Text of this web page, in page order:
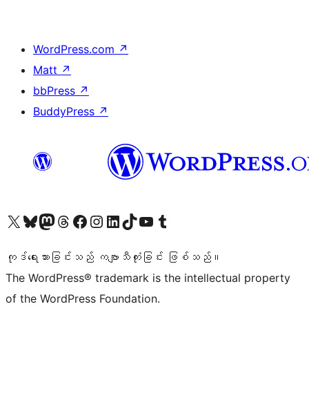
WordPress.com ↗
Matt ↗
bbPress ↗
BuddyPress ↗
ကျွန်ုပ်တို့၏ X (ယခင် Twitter) အကောင့်သို့ သွားရောက်ကြည့်ရှုပါကျွန်ုပ်တို့၏ Bluesky အကောင့်သို့ ဝင်ရောက်ကြည့်ရှုရန်
ကျွန်ုပ်တို့၏ Mastodon အကောင့်သို့ သွားရောက်ကြည့်ရှုပါကျွန်ုပ်တို့၏ Threads အကောင့်သို့ ဝင်ရောက်ကြည့်ရှုရန်
ကျွန်ုပ်တို့၏ Facebook စာမျက်နှာသို့ သွားရောက်ကြည့်ရှုပါကျွန်ုပ်တို့၏ Instagram အကောင့်သို့ သွားရောက်ကြည့်ရှုပါ ကျွန်ုပ်တို့၏ LinkedIn အကောင့်သို့ သွားရောက်ကြည့်ရှုပါကျွန်ုပ်တို့၏ TikTok အကောင့်သို့ ဝင်ရောက်ကြည့်ရှုရန်
ကျွန်ုပ်တို့၏ YouTube ချန်နယ်သို့ သွားရောက်ကြည့်ရှုပါ ကျွန်ုပ်တို့၏ Tumblr အကောင့်သို့ ဝင်ရောက်ကြည့်ရှုရန်
ကုဒ်ရေးသားခြင်းသည် ကဗျာသီကုံးခြင်း ဖြစ်သည်။
The WordPress® trademark is the intellectual property
of the WordPress Foundation.